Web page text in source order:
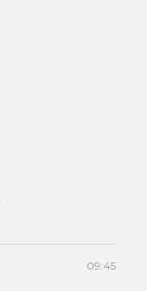
09:45